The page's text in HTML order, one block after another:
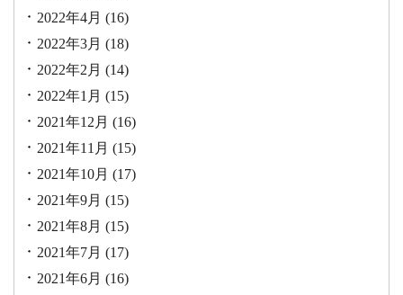
2022年4月 (16)
2022年3月 (18)
2022年2月 (14)
2022年1月 (15)
2021年12月 (16)
2021年11月 (15)
2021年10月 (17)
2021年9月 (15)
2021年8月 (15)
2021年7月 (17)
2021年6月 (16)